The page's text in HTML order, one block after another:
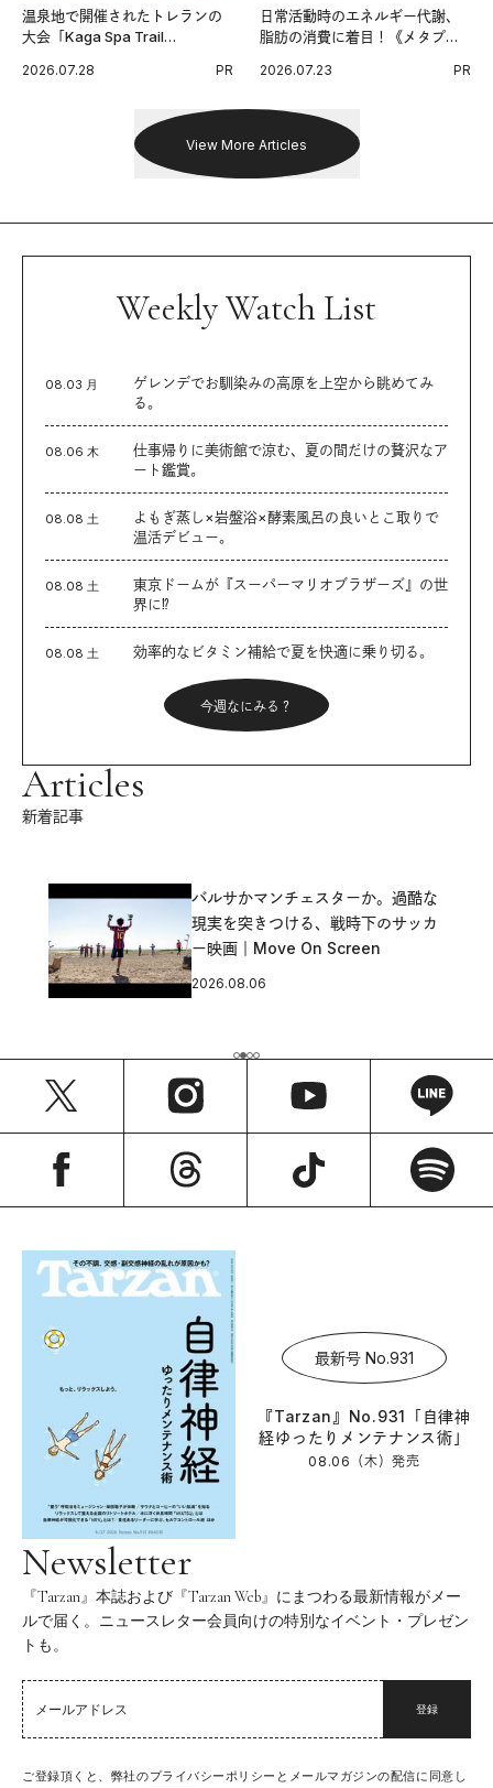
温泉地で開催されたトレランの
大会「Kaga Spa Trail
戦を夢見るランナーたちの奮闘
2026.07.28 PR
日常活動時のエネルギー代謝、
脂肪の消費に着目！《メタプラ
習慣。
2026.07.23 PR
View More Articles
Weekly Watch List
08.03 月
ゲレンデでお馴染みの高原を上空から眺めてみ
る。
08.06 木
仕事帰りに美術館で涼む、夏の間だけの贅沢なア
ート鑑賞。
08.08 土
よもぎ蒸し×岩盤浴×酵素風呂の良いとこ取りで
温活デビュー。
08.08 土
東京ドームが『スーパーマリオブラザーズ』の世
界に⁉︎
08.08 土 効率的なビタミン補給で夏を快適に乗り切る。
今週なにみる？
Articles
新着記事
バルサかマンチェスターか。過酷な
現実を突きつける、戦時下のサッカ
ー映画｜Move On Screen
2026.08.06
最新号 No.931
『Tarzan』No.931「自律神
経ゆったりメンテナンス術」
08.06（木）発売
Newsletter
『Tarzan』本誌および『Tarzan Web』にまつわる最新情報がメー
ルで届く。ニュースレター会員向けの特別なイベント・プレゼン
トも。
登録
ご登録頂くと、弊社のプライバシーポリシーとメールマガジンの配信に同意し